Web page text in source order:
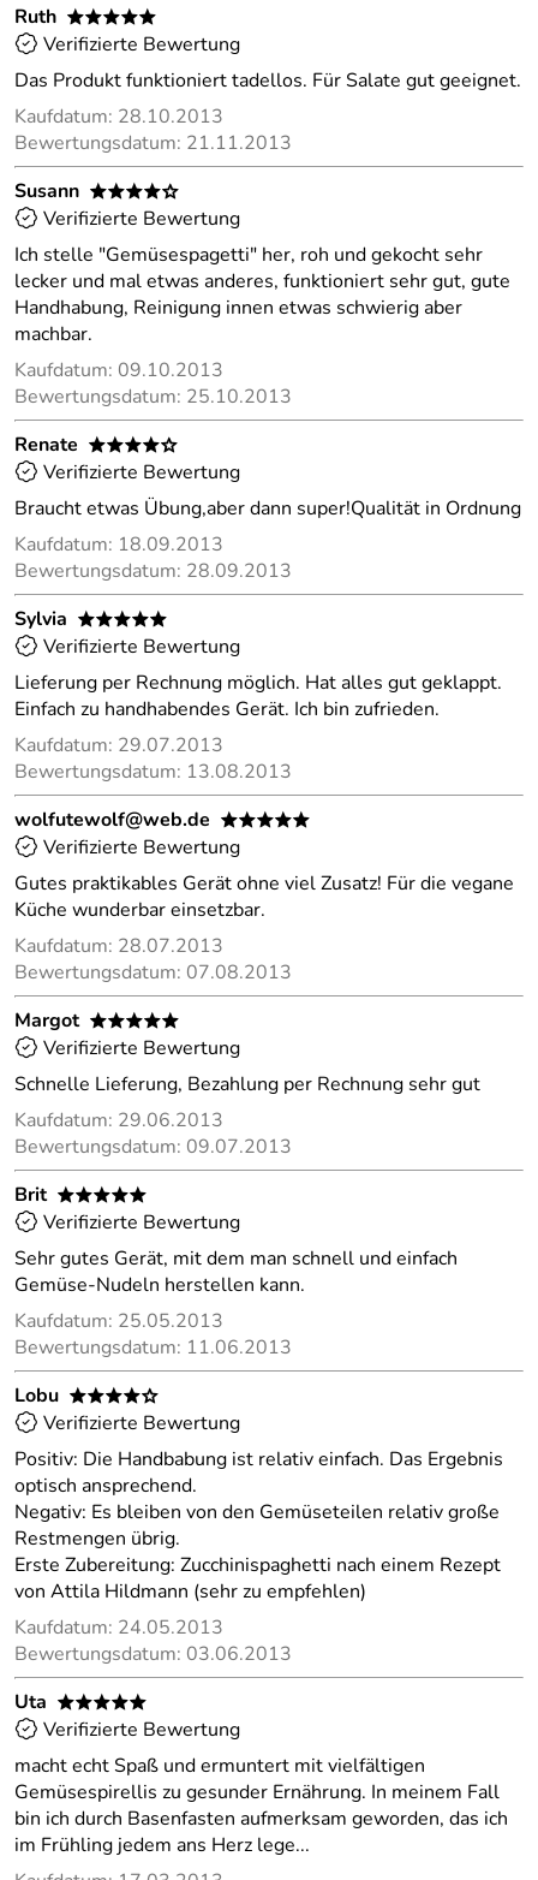
Ruth
*****
Verifizierte Bewertung
Das Produkt funktioniert tadellos. Für Salate gut geeignet.
Kaufdatum: 28.10.2013
Bewertungsdatum: 21.11.2013
Susann
****o
Verifizierte Bewertung
Ich stelle "Gemüsespagetti" her, roh und gekocht sehr
lecker und mal etwas anderes, funktioniert sehr gut, gute
Handhabung, Reinigung innen etwas schwierig aber
machbar.
Kaufdatum: 09.10.2013
Bewertungsdatum: 25.10.2013
Renate
****o
Verifizierte Bewertung
Braucht etwas Übung,aber dann super!Qualität in Ordnung
Kaufdatum: 18.09.2013
Bewertungsdatum: 28.09.2013
Sylvia
*****
Verifizierte Bewertung
Lieferung per Rechnung möglich. Hat alles gut geklappt.
Einfach zu handhabendes Gerät. Ich bin zufrieden.
Kaufdatum: 29.07.2013
Bewertungsdatum: 13.08.2013
wolfutewolf@web.de
*****
Verifizierte Bewertung
Gutes praktikables Gerät ohne viel Zusatz! Für die vegane
Küche wunderbar einsetzbar.
Kaufdatum: 28.07.2013
Bewertungsdatum: 07.08.2013
Margot
*****
Verifizierte Bewertung
Schnelle Lieferung, Bezahlung per Rechnung sehr gut
Kaufdatum: 29.06.2013
Bewertungsdatum: 09.07.2013
Brit
*****
Verifizierte Bewertung
Sehr gutes Gerät, mit dem man schnell und einfach
Gemüse-Nudeln herstellen kann.
Kaufdatum: 25.05.2013
Bewertungsdatum: 11.06.2013
Lobu
****o
Verifizierte Bewertung
Positiv: Die Handbabung ist relativ einfach. Das Ergebnis
optisch ansprechend.
Negativ: Es bleiben von den Gemüseteilen relativ große
Restmengen übrig.
Erste Zubereitung: Zucchinispaghetti nach einem Rezept
von Attila Hildmann (sehr zu empfehlen)
Kaufdatum: 24.05.2013
Bewertungsdatum: 03.06.2013
Uta
*****
Verifizierte Bewertung
macht echt Spaß und ermuntert mit vielfältigen
Gemüsespirellis zu gesunder Ernährung. In meinem Fall
bin ich durch Basenfasten aufmerksam geworden, das ich
im Frühling jedem ans Herz lege...